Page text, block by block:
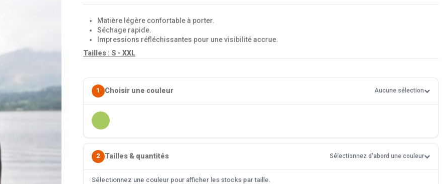
Matière légère confortable à porter.
Séchage rapide.
Impressions réfléchissantes pour une visibilité accrue.
Tailles : S - XXL
1 Choisir une couleur Aucune sélection
2 Tailles & quantités Sélectionnez d'abord une couleur
Sélectionnez une couleur pour afficher les stocks par taille.